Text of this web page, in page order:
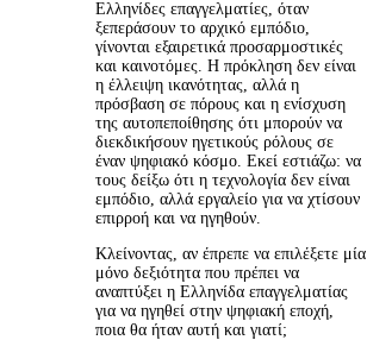
Ελληνίδες επαγγελματίες, όταν
ξεπεράσουν το αρχικό εμπόδιο,
γίνονται εξαιρετικά προσαρμοστικές
και καινοτόμες. Η πρόκληση δεν είναι
η έλλειψη ικανότητας, αλλά η
πρόσβαση σε πόρους και η ενίσχυση
της αυτοπεποίθησης ότι μπορούν να
διεκδικήσουν ηγετικούς ρόλους σε
έναν ψηφιακό κόσμο. Εκεί εστιάζω: να
τους δείξω ότι η τεχνολογία δεν είναι
εμπόδιο, αλλά εργαλείο για να χτίσουν
επιρροή και να ηγηθούν.
Κλείνοντας, αν έπρεπε να επιλέξετε μία
μόνο δεξιότητα που πρέπει να
αναπτύξει η Ελληνίδα επαγγελματίας
για να ηγηθεί στην ψηφιακή εποχή,
ποια θα ήταν αυτή και γιατί;